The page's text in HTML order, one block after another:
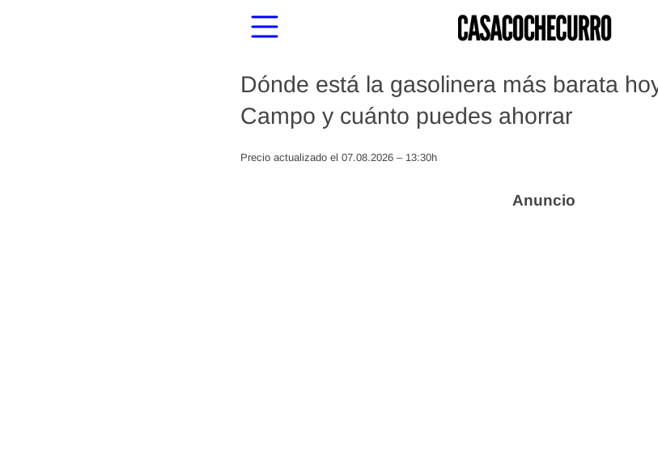
Dónde está la gasolinera más barata
Campo y cuánto puedes ahorrar
Precio actualizado el 07.08.2026 – 13:30h